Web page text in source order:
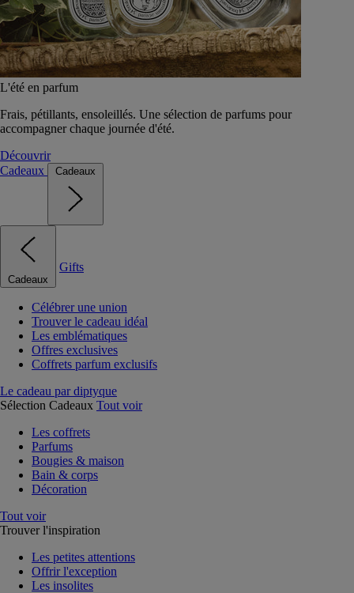
L'été en parfum
Frais, pétillants, ensoleillés. Une sélection de parfums pour
accompagner chaque journée d'été.
Découvrir
Cadeaux
Cadeaux
Cadeaux
Gifts
Célébrer une union
Trouver le cadeau idéal
Les emblématiques
Offres exclusives
Coffrets parfum exclusifs
Le cadeau par diptyque
Sélection Cadeaux Tout voir
Les coffrets
Parfums
Bougies & maison
Bain & corps
Décoration
Tout voir
Trouver l'inspiration
Les petites attentions
Offrir l'exception
Les insolites